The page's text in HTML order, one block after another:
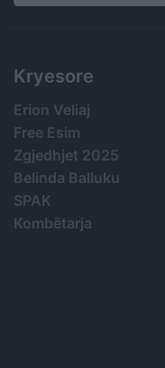
Search
Kryesore
Erion Veliaj
Free Esim
Zgjedhjet 2025
Belinda Balluku
SPAK
Kombëtarja